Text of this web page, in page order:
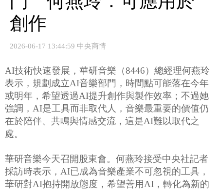
創作
2026-06-17 13:44:59 中央商情
AI技術快速發展，華研音樂（8446）總經理何燕玲
表示，規劃成立AI音樂部門，時間點可能落在今年
或明年，希望透過AI提升創作與製作效率；不過她
強調，AI是工具而非取代人，音樂最重要的價值仍
在於陪伴、共鳴與情感交流，這是AI難以取代之
處。
華研音樂今天召開股東會。何燕玲接受中央社記者
採訪時表示，AI已成為音樂產業不可忽視的工具，
華研對AI抱持開放態度，希望善用AI，轉化為新的